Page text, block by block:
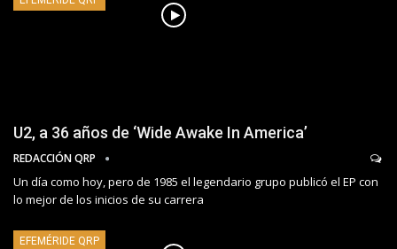
U2, a 36 años de ‘Wide Awake In America’
REDACCIÓN QRP
Un día como hoy, pero de 1985 el legendario grupo publicó el EP con
lo mejor de los inicios de su carrera
EFEMÉRIDE QRP